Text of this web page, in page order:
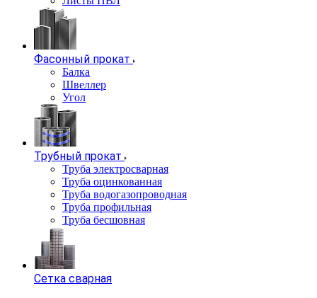
Фасонный прокат
Балка
Швеллер
Угол
Трубный прокат
Труба электросварная
Труба оцинкованная
Труба водогазопроводная
Труба профильная
Труба бесшовная
Сетка сварная